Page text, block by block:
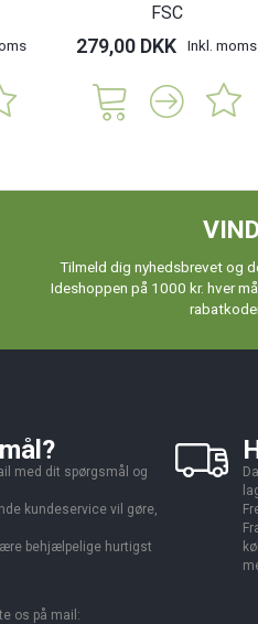
FSC
279,00 DKK Inkl. moms
Tilmeld dig nyhedsbrevet og
Ideshoppen på 1000 kr. hver
med dit spørgsmål og
kundeservice vil gøre,
behjælpelige hurtigst
os på mail: